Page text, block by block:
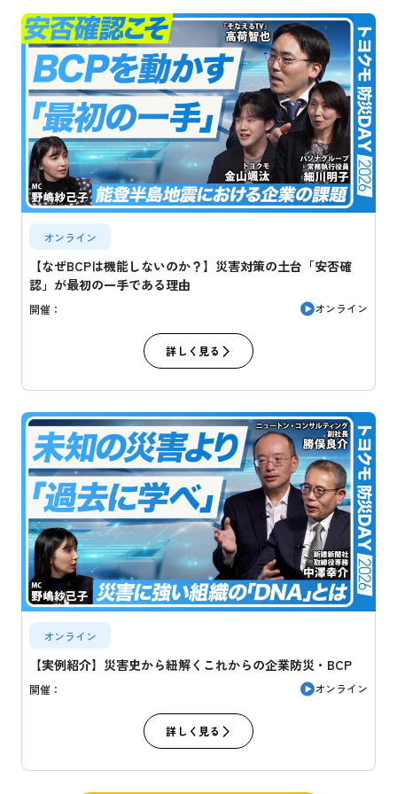
オンライン
【なぜBCPは機能しないのか？】災害対策の土台「安否確
認」が最初の一手である理由
開催： オンライン
詳しく見る
オンライン
【実例紹介】災害史から紐解くこれからの企業防災・BCP
開催： オンライン
詳しく見る